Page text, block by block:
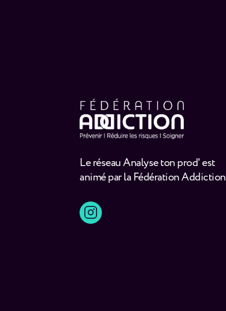
Le réseau Analyse ton prod' est
animé par la Fédération Addiction